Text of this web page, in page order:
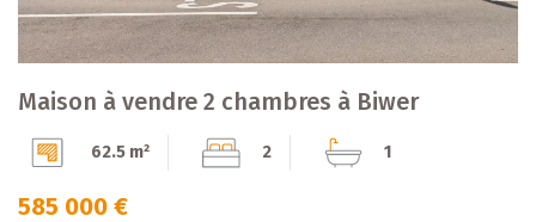
Maison à vendre 2 chambres à Biwer
62.5 m² 2 1
585 000 €